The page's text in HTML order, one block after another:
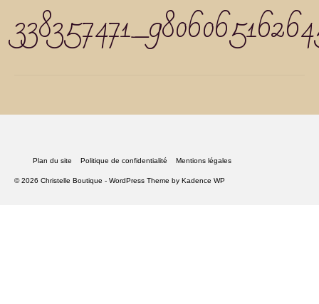
Plan du site Politique de confidentialité Mentions légales
© 2026 Christelle Boutique - WordPress Theme by Kadence WP